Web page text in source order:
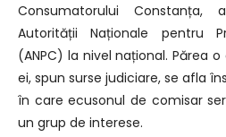
Consumatorului
Autorității Naționale pentru
(ANPC) la nivel național. Părea
ei, spun surse judiciare, se afla
în care ecusonul de comisar
un grup de interese.